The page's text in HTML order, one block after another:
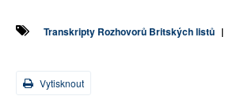
Transkripty Rozhovorů Britských listů |
Vytisknout